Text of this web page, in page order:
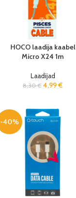
HOCO laadija kaabel
Micro X24 1m
Laadijad
8,30€ 4,99€
-40%